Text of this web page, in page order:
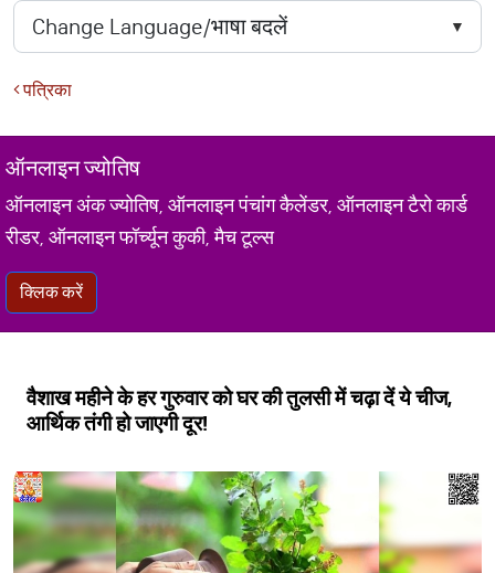
पत्रिका
ऑनलाइन ज्योतिष
ऑनलाइन अंक ज्योतिष, ऑनलाइन पंचांग कैलेंडर, ऑनलाइन टैरो कार्ड
रीडर, ऑनलाइन फॉर्च्यून कुकी, मैच टूल्स
क्लिक करें
वैशाख महीने के हर गुरुवार को घर की तुलसी में चढ़ा दें ये चीज,
आर्थिक तंगी हो जाएगी दूर!